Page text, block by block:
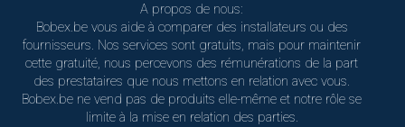
A propos de nous:
Bobex.be vous aide à comparer des installateurs ou des
fournisseurs. Nos services sont gratuits, mais pour maintenir
cette gratuité, nous percevons des rémunérations de la part
des prestataires que nous mettons en relation avec vous.
Bobex.be ne vend pas de produits elle-même et notre rôle se
limite à la mise en relation des parties.